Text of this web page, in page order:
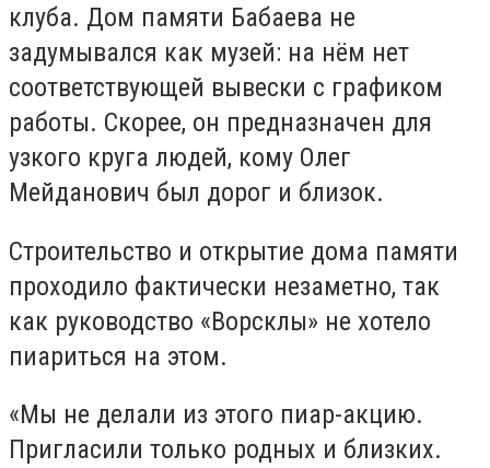
клуба. Дом памяти Бабаева не
задумывался как музей: на нём нет
соответствующей вывески с графиком
работы. Скорее, он предназначен для
узкого круга людей, кому Олег
Мейданович был дорог и близок.
Строительство и открытие дома памяти
проходило фактически незаметно, так
как руководство «Ворсклы» не хотело
пиариться на этом.
«Мы не делали из этого пиар-акцию.
Пригласили только родных и близких.